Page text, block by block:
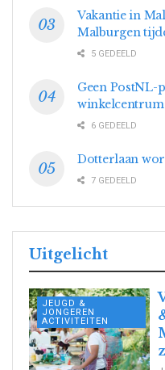
Vakantie in
Malburgen
5 GEDEELD
Geen
6 GEDEELD
Dotterlaan
7 GEDEELD
Uitgelicht
JEUGD &
JONGEREN
ACTIVITEITEN